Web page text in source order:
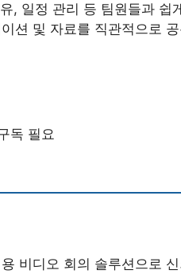
, 일정 관리 등 팀원들과 쉽
션 및 자료를 직관적으로
독 필요
비디오 회의 솔루션으로